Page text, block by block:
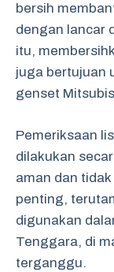
bersih
dengan lancar
itu,
juga bertujuan
genset
Pemeriksaan
dilakukan
aman dan
penting,
digunakan
Tenggara, di
terganggu.